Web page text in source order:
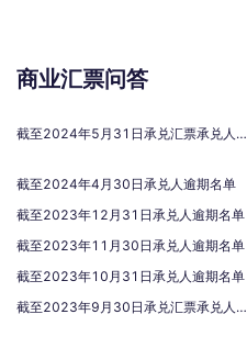
商业汇票问答
截至2024年5月31日承兑汇票承兑人逾期名单
截至2024年4月30日承兑人逾期名单
截至2023年12月31日承兑人逾期名单
截至2023年11月30日承兑人逾期名单
截至2023年10月31日承兑人逾期名单
截至2023年9月30日承兑汇票承兑人逾期名单